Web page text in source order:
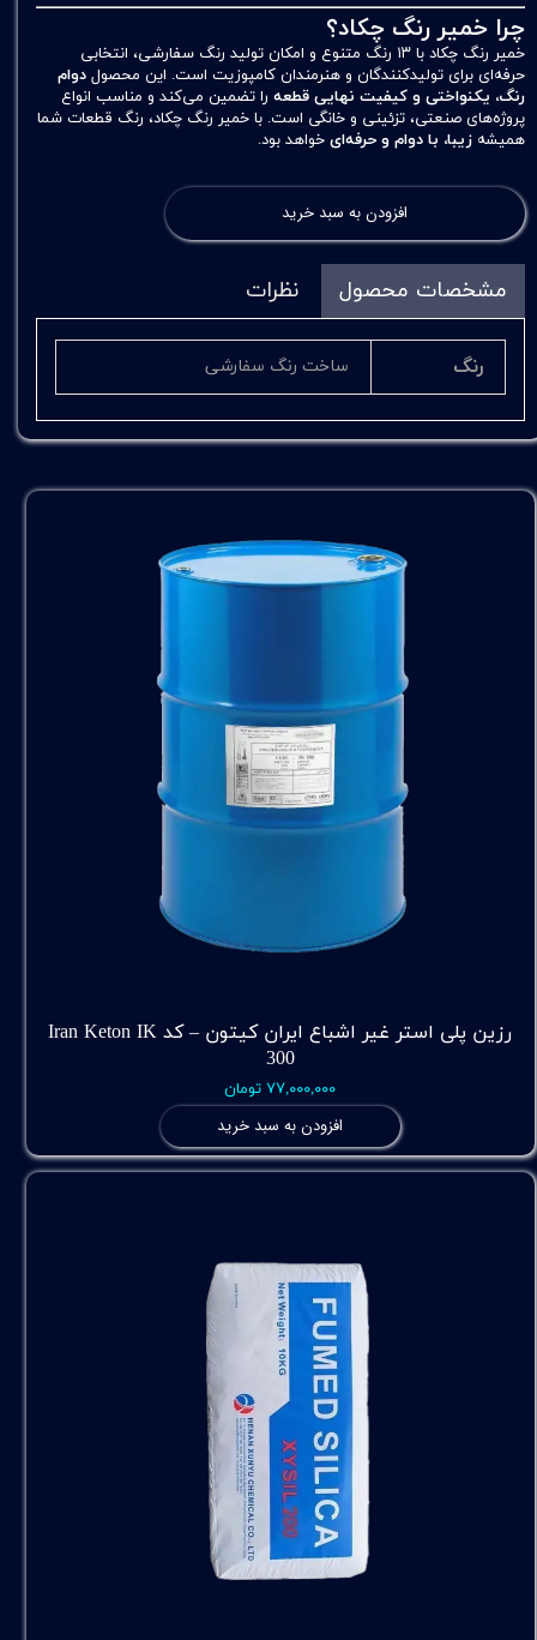
چرا خمیر رنگ چکاد؟
خمیر رنگ چکاد با ۱۳ رنگ متنوع و امکان تولید رنگ سفارشی، انتخابی
حرفه‌ای برای تولیدکنندگان و هنرمندان کامپوزیت است. این محصول دوام
رنگ، یکنواختی و کیفیت نهایی قطعه را تضمین می‌کند و مناسب انواع
پروژه‌های صنعتی، تزئینی و خانگی است. با خمیر رنگ چکاد، رنگ قطعات شما
همیشه زیبا، با دوام و حرفه‌ای خواهد بود.
افزودن به سبد خرید
مشخصات محصول نظرات
رنگ ساخت رنگ سفارشی
رزین پلی استر غیر اشباع ایران کیتون – کد Iran Keton IK
300
۷۷,۰۰۰,۰۰۰ تومان
افزودن به سبد خرید